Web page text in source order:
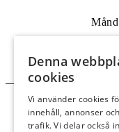
Vid tävling
Denna
cookies
Vi använder cookies
innehåll, annonser
trafik. Vi delar också